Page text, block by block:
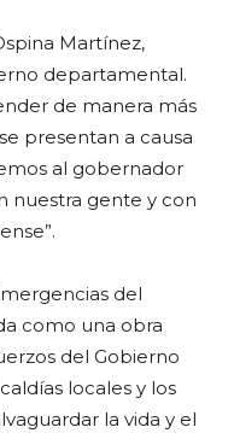
Martínez,
departamental.
de manera más
presentan a causa
al gobernador
nuestra gente y con
del
como una obra
del Gobierno
locales y los
la vida y el